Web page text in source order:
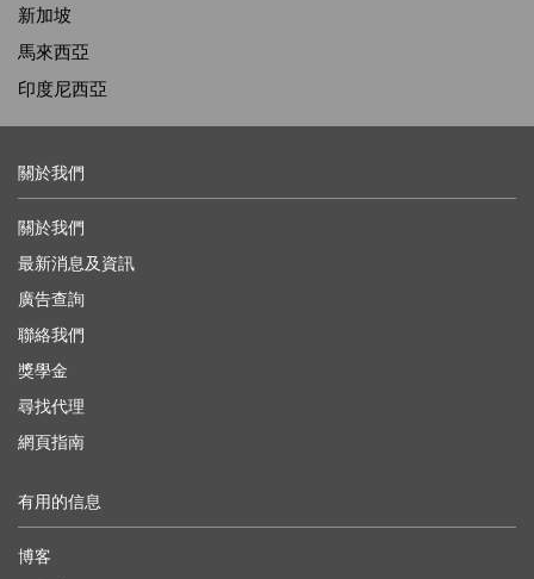
新加坡
馬來西亞
印度尼西亞
關於我們
關於我們
最新消息及資訊
廣告查詢
聯絡我們
獎學金
尋找代理
網頁指南
有用的信息
博客